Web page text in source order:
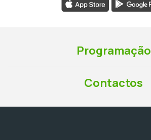
Programação
Contactos